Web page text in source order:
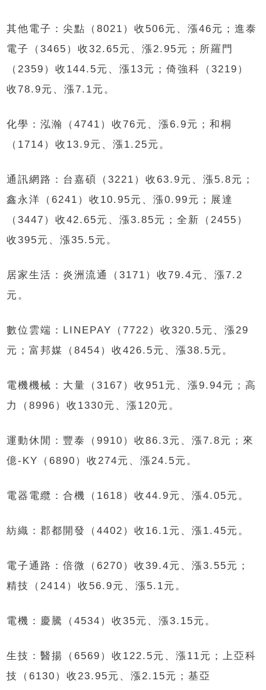
其他電子：尖點（8021）收506元、漲46元；進泰
電子（3465）收32.65元、漲2.95元；所羅門
（2359）收144.5元、漲13元；倚強科（3219）
收78.9元、漲7.1元。
化學：泓瀚（4741）收76元、漲6.9元；和桐
（1714）收13.9元、漲1.25元。
通訊網路：台嘉碩（3221）收63.9元、漲5.8元；
鑫永洋（6241）收10.95元、漲0.99元；展達
（3447）收42.65元、漲3.85元；全新（2455）
收395元、漲35.5元。
居家生活：炎洲流通（3171）收79.4元、漲7.2
元。
數位雲端：LINEPAY（7722）收320.5元、漲29
元；富邦媒（8454）收426.5元、漲38.5元。
電機機械：大量（3167）收951元、漲9.94元；高
力（8996）收1330元、漲120元。
運動休閒：豐泰（9910）收86.3元、漲7.8元；來
億-KY（6890）收274元、漲24.5元。
電器電纜：合機（1618）收44.9元、漲4.05元。
紡織：郡都開發（4402）收16.1元、漲1.45元。
電子通路：倍微（6270）收39.4元、漲3.55元；
精技（2414）收56.9元、漲5.1元。
電機：慶騰（4534）收35元、漲3.15元。
生技：醫揚（6569）收122.5元、漲11元；上亞科
技（6130）收23.95元、漲2.15元；基亞